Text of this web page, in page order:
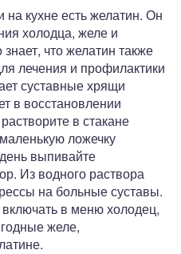
на кухне есть желатин. Он
холодца, желе и
что желатин также
лечения и профилактики
суставные хрящи
в восстановлении
в стакане
ложечку
выпивайте
Из водного раствора
на больные суставы.
в меню холодец,
желе,